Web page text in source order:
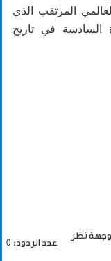
المرتقب الذي
السادسة في تاريخ
وجهة نظر
عدد الردود: 0